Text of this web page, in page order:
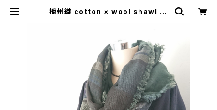
播州織 cotton × wool shawl __